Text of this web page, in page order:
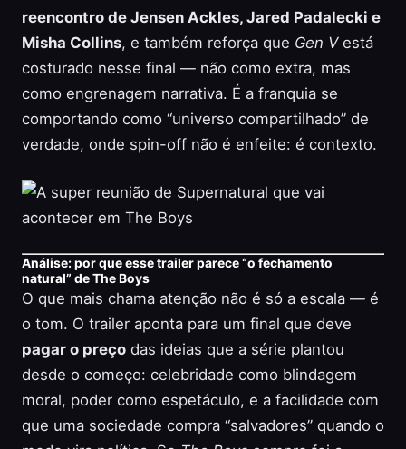
reencontro de Jensen Ackles, Jared Padalecki e
Misha Collins, e também reforça que Gen Vestá
costurado nesse final — não como extra, mas
como engrenagem narrativa. É a franquia se
comportando como “universo compartilhado” de
verdade, onde spin-off não é enfeite: é contexto.
Análise: por que esse trailer parece “o fechamento
natural” de The Boys
O que mais chama atenção não é só a escala — é
o tom. O trailer aponta para um final que deve
pagar o preço das ideias que a série plantou
desde o começo: celebridade como blindagem
moral, poder como espetáculo, e a facilidade com
que uma sociedade compra “salvadores” quando o